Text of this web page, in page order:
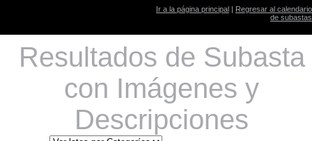
Ir a la página principal | Regresar al calendario
de subastas
Resultados de Subasta
con Imágenes y
Descripciones